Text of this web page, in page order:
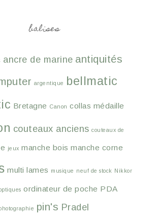
balises
ancre de marine antiquités
argentique
bellmatic
Bretagne Canon collas médaille
couteaux anciens couteaux de
jeux manche bois manche corne
multi lames musique neuf de stock Nikkor
ordinateur de poche PDA
pin's Pradel